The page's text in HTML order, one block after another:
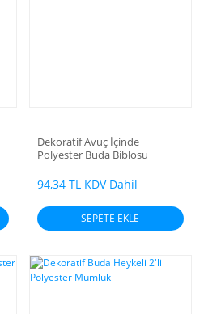
Dekoratif Avuç İçinde
Polyester Buda Biblosu
94,34 TL KDV Dahil
SEPETE EKLE